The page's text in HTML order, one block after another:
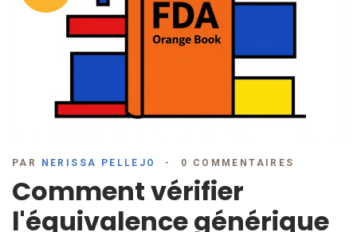
PAR NERISSA PELLEJO 0 COMMENTAIRES
Comment vérifier
l'équivalence générique